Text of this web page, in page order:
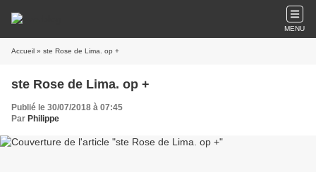
MENU
Accueil » ste Rose de Lima. op +
ste Rose de Lima. op +
Publié le 30/07/2018 à 07:45
Par Philippe